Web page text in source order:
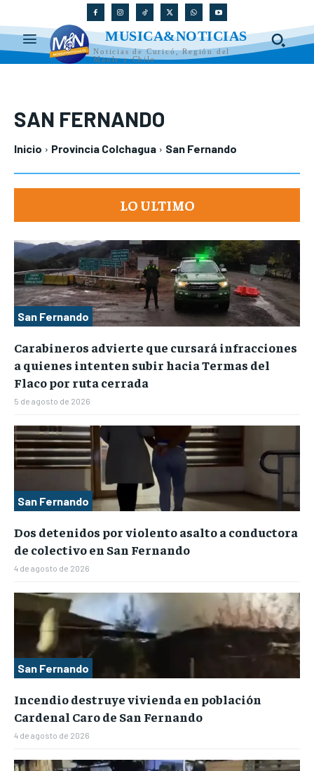
MUSICA&NOTICIAS
Noticias de Curicó, Región del
Maule y Chile
SAN FERNANDO
Inicio Provincia Colchagua San Fernando
LO ULTIMO
San Fernando
Carabineros advierte que cursará infracciones
a quienes intenten subir hacia Termas del
Flaco por ruta cerrada
5 de agosto de 2026
San Fernando
Dos detenidos por violento asalto a conductora
de colectivo en San Fernando
4 de agosto de 2026
San Fernando
Incendio destruye vivienda en población
Cardenal Caro de San Fernando
4 de agosto de 2026